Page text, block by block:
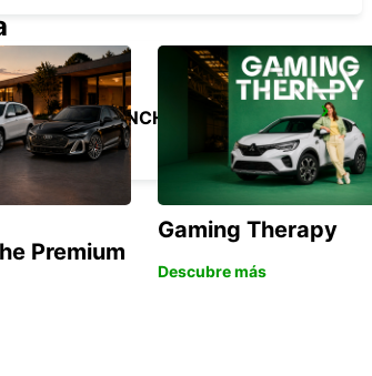
BRANCH CENTRO
- CHILE
Premium
Gaming Therapy
Descubre más